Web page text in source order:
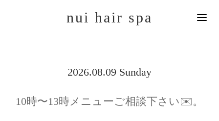
nui hair spa
2026.08.09 Sunday
10時〜13時メニューご相談下さい✉️。